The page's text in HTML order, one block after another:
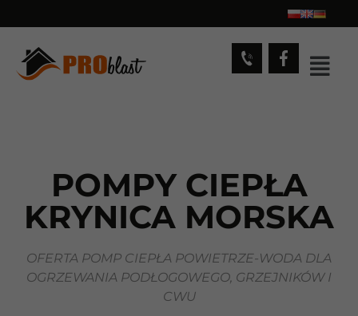
POMPY CIEPŁA
KRYNICA MORSKA
OFERTA POMP CIEPŁA POWIETRZE-WODA DLA
OGRZEWANIA PODŁOGOWEGO, GRZEJNIKÓW I
CWU